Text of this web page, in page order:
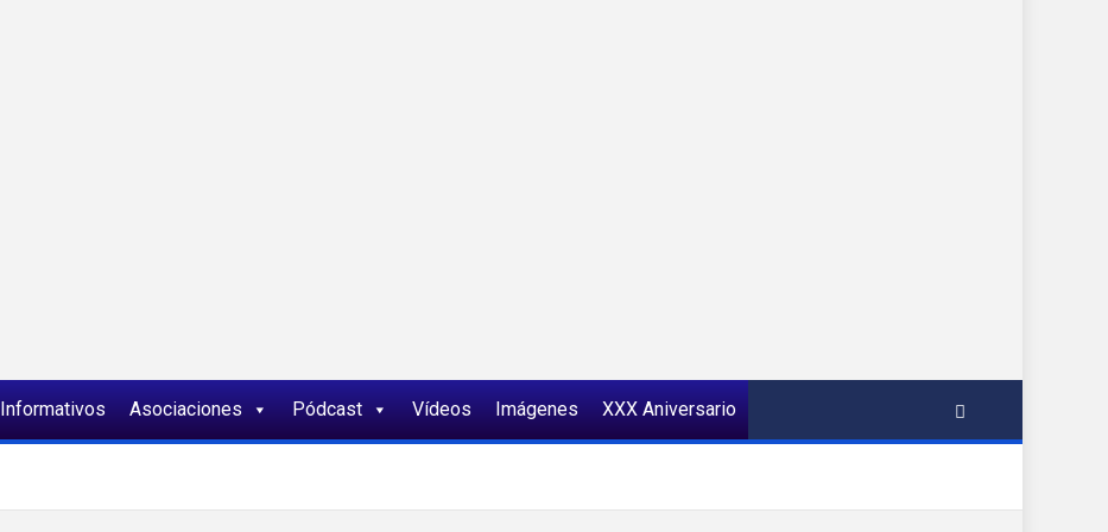
Informativos Asociaciones Pódcast Vídeos Imágenes XXX Aniversario